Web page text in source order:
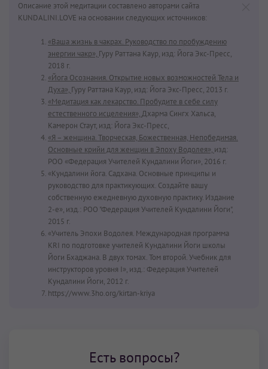
Описание этой медитации составлено авторами сайта
KUNDALINI.LOVE на основании следующих источников:
«Ваша жизнь в чакрах. Руководство по пробуждению
энергии чакр», Гуру Раттана Каур, изд: Йога Экс-Пресс,
2018 г.
«Йога Осознания. Открытие новых возможностей Тела и
Духа», Гуру Раттана Каур, изд: Йога Экс-Пресс, 2013 г.
«Медитация как лекарство. Пробудите в себе силу
естественного исцеления»,Дхарма Сингх Хальса,
Камерон Стаут, изд: Йога Экс-Пресс,
«Я – женщина. Творческая, Божественная, Непобедимая.
Основные крийи для женщин в Эпоху Водолея», изд:
РОО «Федерация Учителей Кундалини Йоги», 2016 г.
«Кундалини йога. Садхана. Основные принципы и
руководство для практикующих. Создайте вашу
собственную ежедневную духовную практику. Издание
2-е», изд.: РОО "Федерация Учителей Кундалини Йоги",
2015 г.
«Учитель Эпохи Водолея. Международная программа
KRI по подготовке учителей Кундалини Йоги школы
Йоги Бхаджана. В двух томах. Том второй. Учебник для
инструкторов уровня I», изд.: Федерация Учителей
Кундалини Йоги, 2012 г.
https://www.3ho.org/kirtan-kriya
Есть вопросы?